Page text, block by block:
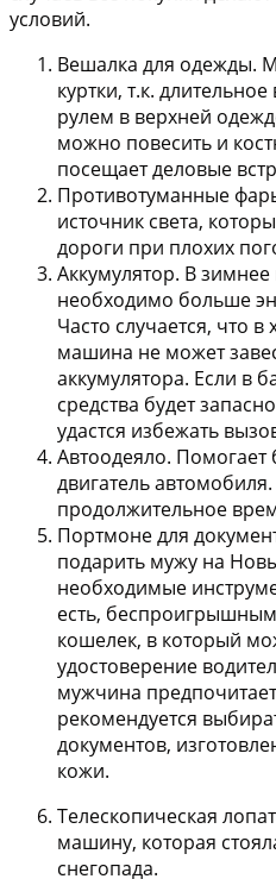
условий.
Вешалка для одежды.
куртки, т.к.
рулем в верхней
можно повесить и
посещает деловые
Противотуманные
источник света,
дороги при плохих
Аккумулятор. В
необходимо больше
Часто случается, что
машина не может
аккумулятора. Если в
средства будет
удастся избежать
Автоодеяло. Помогает
двигатель
продолжительное
Портмоне для
подарить мужу на
необходимые
есть,
кошелек, в который
удостоверение
мужчина
рекомендуется
документов,
кожи.
Телескопическая
машину, которая
снегопада.